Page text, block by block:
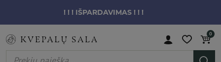
! ! ! IŠPARDAVIMAS ! ! !
0